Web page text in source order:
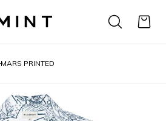
MARS PRINTED